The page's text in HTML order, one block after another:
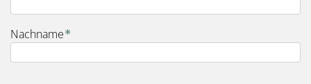
Nachname